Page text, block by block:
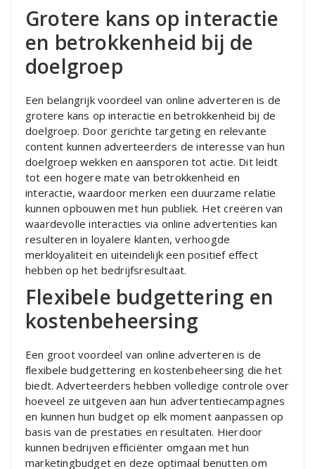
Grotere kans op interactie
en betrokkenheid bij de
doelgroep
Een belangrijk voordeel van online adverteren is de
grotere kans op interactie en betrokkenheid bij de
doelgroep. Door gerichte targeting en relevante
content kunnen adverteerders de interesse van hun
doelgroep wekken en aansporen tot actie. Dit leidt
tot een hogere mate van betrokkenheid en
interactie, waardoor merken een duurzame relatie
kunnen opbouwen met hun publiek. Het creëren van
waardevolle interacties via online advertenties kan
resulteren in loyalere klanten, verhoogde
merkloyaliteit en uiteindelijk een positief effect
hebben op het bedrijfsresultaat.
Flexibele budgettering en
kostenbeheersing
Een groot voordeel van online adverteren is de
flexibele budgettering en kostenbeheersing die het
biedt. Adverteerders hebben volledige controle over
hoeveel ze uitgeven aan hun advertentiecampagnes
en kunnen hun budget op elk moment aanpassen op
basis van de prestaties en resultaten. Hierdoor
kunnen bedrijven efficiënter omgaan met hun
marketingbudget en deze optimaal benutten om